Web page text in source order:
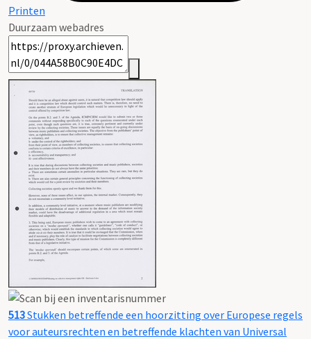
Printen
Duurzaam webadres
513Stukken betreffende een hoorzitting over Europese regels
voor auteursrechten en betreffende klachten van Universal